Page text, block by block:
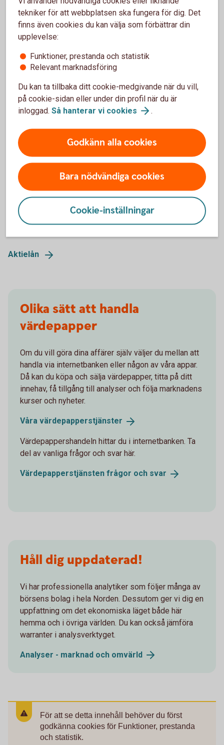
Warranter
Med warranter tar du del av aktiers värdeförändring utan att
köpa själva aktien.
Warranter
Certifikat – Bull & Bear
möjlighet att öka avkastningen i din placering.
Certifikat – Bull &Bear
Aktielån
Ett aktielån innebär att aktieägaren lånar ut sina aktier till en
Aktielån
Olika sätt att handla
värdepapper
Om du vill göra dina affärer själv väljer du mellan att
handla via internetbanken eller någon av våra appar.
Då kan du köpa och sälja värdepapper, titta på ditt
innehav, få tillgång till analyser och följa marknadens
kurser och nyheter.
Våra värdepapperstjänster
Värdepappershandeln hittar du i internetbanken. Ta
del av vanliga frågor och svar här.
Värdepapperstjänsten frågor och svar
Håll dig uppdaterad!
Vi har professionella analytiker som följer många av
börsens bolag i hela Norden. Dessutom ger vi dig en
uppfattning om det ekonomiska läget både här
hemma och i övriga världen. Du kan också jämföra
warranter i analysverktyget.
Analyser - marknad och omvärld
För att se detta innehåll behöver du först
godkänna cookies för Funktioner, prestanda
och statistik.
tekniker för att webbplatsen ska fungera för dig. Det
finns även cookies du kan välja som förbättrar din
upplevelse:
Funktioner, prestanda och statistik
Relevant marknadsföring
Du kan ta tillbaka ditt cookie-medgivande när du vill,
på cookie-sidan eller under din profil när du är
inloggad. Så hanterar vi cookies .
Godkänn alla cookies
Bara nödvändiga cookies
Cookie-inställningar